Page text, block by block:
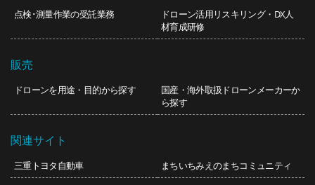
点検･測量作業の受託業務
ドローン活用リスキリング・DX人
材育成研修
販売
ドローンを用途・目的から探す
国産・海外取扱ドローンメーカーか
ら探す
関連サイト
三重トヨタ自動車 まちいちみえのまちコミュニティ